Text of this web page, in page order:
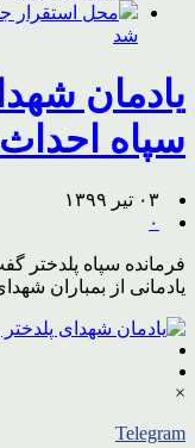
شد
یادمان
سپاه
۰۳ تیر ۱۳۹۹
۰
فرمانده سپاه پلدختر
یادمانی از بمباران
×
Telegram